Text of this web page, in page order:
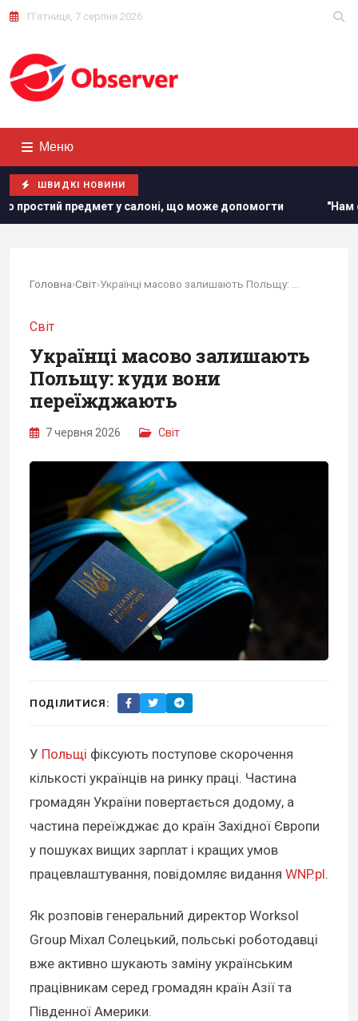
П'ятниця, 7 серпня 2026
Меню
ШВИДКІ НОВИНИ
що може допомогти "Нам самим потрібні": Трамп
Головна›Світ›
Світ
Українці масово залишають
Польщу: куди вони
переїжджають
7 червня 2026 Світ
ПОДІЛИТИСЯ:
У Польщі фіксують поступове скорочення
кількості українців на ринку праці. Частина
громадян України повертається додому, а
частина переїжджає до країн Західної Європи
у пошуках вищих зарплат і кращих умов
працевлаштування, повідомляє видання WNP.pl.
Як розповів генеральний директор Worksol
Group Міхал Солецький, польські роботодавці
вже активно шукають заміну українським
працівникам серед громадян країн Азії та
Південної Америки.